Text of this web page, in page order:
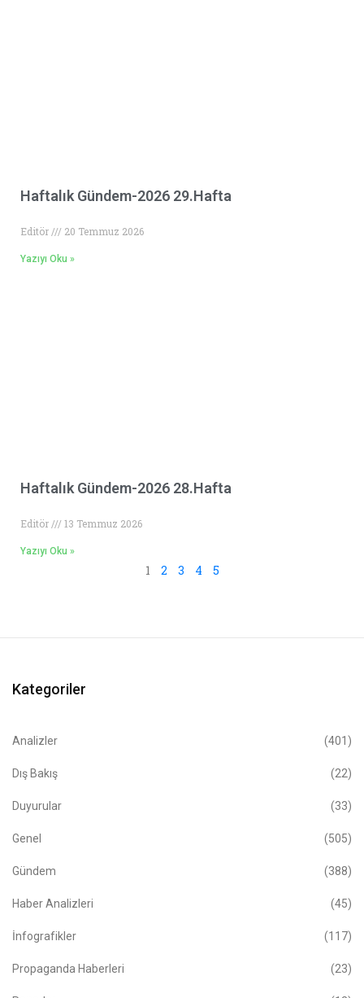
Haftalık Gündem-2026 29.Hafta
Editör 20 Temmuz 2026
Yazıyı Oku »
Haftalık Gündem-2026 28.Hafta
Editör 13 Temmuz 2026
Yazıyı Oku »
1 2 3 4 5
Kategoriler
Analizler (401)
Dış Bakış (22)
Duyurular (33)
Genel (505)
Gündem (388)
Haber Analizleri (45)
İnfografikler (117)
Propaganda Haberleri (23)